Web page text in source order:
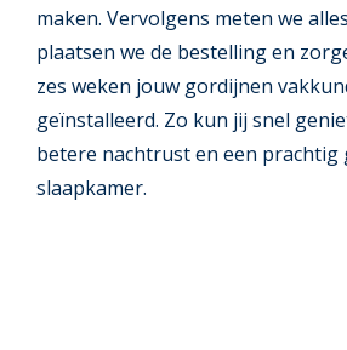
maken. Vervolgens meten we
plaatsen we de bestelling en
zes weken jouw gordijnen
geïnstalleerd. Zo kun jij snel
betere nachtrust en een prachtig
slaapkamer.